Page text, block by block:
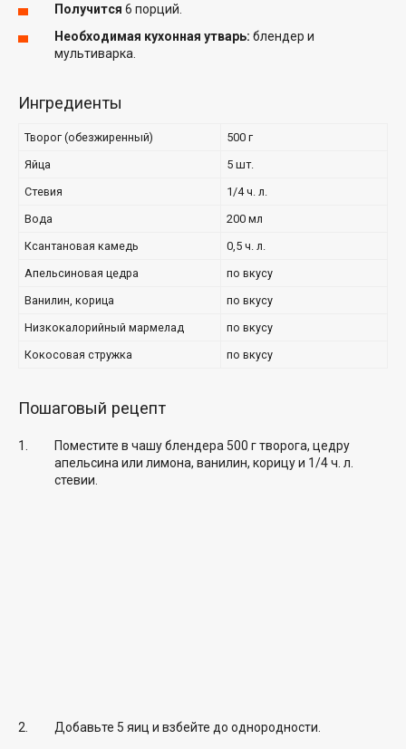
Получится 6 порций.
Необходимая кухонная утварь: блендер и
мультиварка.
Ингредиенты
Творог (обезжиренный)
500 г
Яйца
5 шт.
Стевия
1/4 ч. л.
Вода
200 мл
Ксантановая камедь
0,5 ч. л.
Апельсиновая цедра
по вкусу
Ванилин, корица
по вкусу
Низкокалорийный мармелад
по вкусу
Кокосовая стружка
по вкусу
Пошаговый рецепт
Поместите в чашу блендера 500 г творога, цедру
апельсина или лимона, ванилин, корицу и 1/4 ч. л.
стевии.
Добавьте 5 яиц и взбейте до однородности.